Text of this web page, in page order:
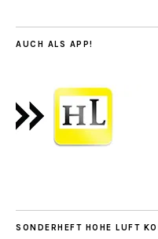
AUCH ALS APP!
SONDERHEFT HOHE LUFT